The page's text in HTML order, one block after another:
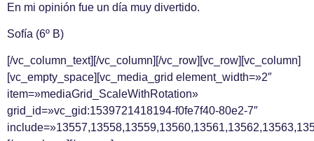
En mi opinión fue un día muy divertido.
Sofía (6º B)
[/vc_column_text][/vc_column][/vc_row][vc_row][vc_column]
[vc_empty_space][vc_media_grid element_width=»2″
item=»mediaGrid_ScaleWithRotation»
grid_id=»vc_gid:1539721418194-f0fe7f40-80e2-7″